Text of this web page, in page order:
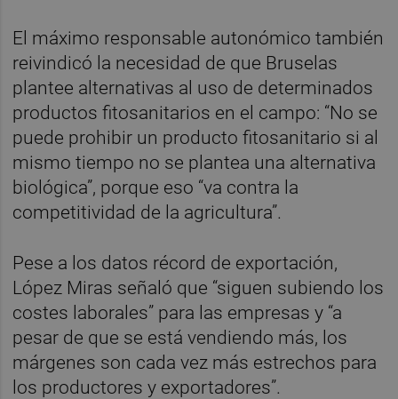
El máximo responsable autonómico también
reivindicó la necesidad de que Bruselas
plantee alternativas al uso de determinados
productos fitosanitarios en el campo: “No se
puede prohibir un producto fitosanitario si al
mismo tiempo no se plantea una alternativa
biológica”, porque eso “va contra la
competitividad de la agricultura”.
Pese a los datos récord de exportación,
López Miras señaló que “siguen subiendo los
costes laborales” para las empresas y “a
pesar de que se está vendiendo más, los
márgenes son cada vez más estrechos para
los productores y exportadores”.